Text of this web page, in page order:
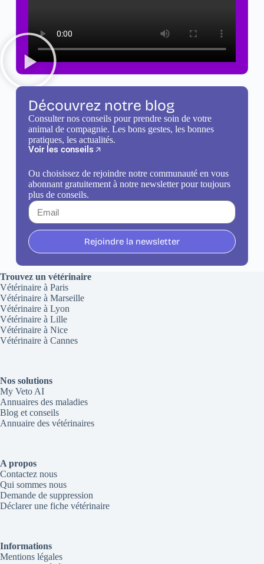
Découvrez notre blog
Consulter nos conseils pour prendre soin de votre
animal de compagnie. Les bons gestes, les bonnes
pratiques, les actualités.
Voir les conseils
Ou choisissez de rejoindre notre communauté en vous
abonnant gratuitement à notre newsletter pour toujours
plus de conseils.
Rejoindre la newsletter
Trouvez un vétérinaire
Vétérinaire à Paris
Vétérinaire à Marseille
Vétérinaire à Lyon
Vétérinaire à Lille
Vétérinaire à Nice
Vétérinaire à Cannes
Nos solutions
My Veto AI
Annuaires des maladies
Blog et conseils
Annuaire des vétérinaires
A propos
Contactez nous
Qui sommes nous
Demande de suppression
Déclarer une fiche vétérinaire
Informations
Mentions légales